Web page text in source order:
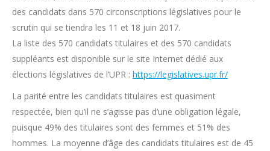
des candidats dans 570 circonscriptions législatives pour le
scrutin qui se tiendra les 11 et 18 juin 2017.
La liste des 570 candidats titulaires et des 570 candidats
suppléants est disponible sur le site Internet dédié aux
élections législatives de l’UPR : https://legislatives.upr.fr/
La parité entre les candidats titulaires est quasiment
respectée, bien qu’il ne s’agisse pas d’une obligation légale,
puisque 49% des titulaires sont des femmes et 51% des
hommes. La moyenne d’âge des candidats titulaires est de 45